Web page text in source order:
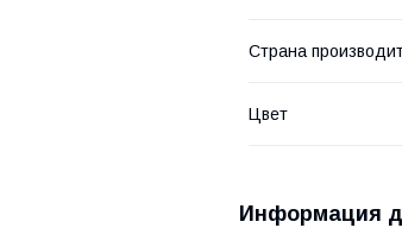
Страна
Цвет
Информация